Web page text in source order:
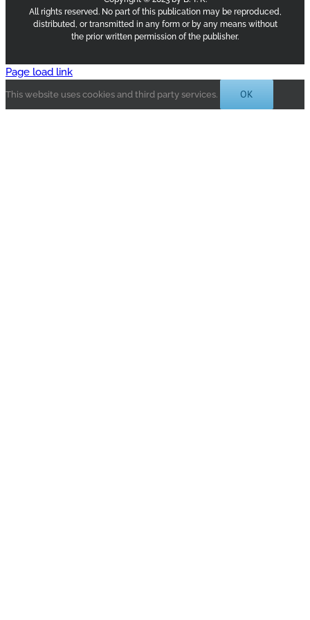
All rights reserved. No part of this publication may be reproduced,
distributed, or transmitted in any form or by any means without
the prior written permission of the publisher.
Page load link
This website uses cookies and third party services. OK